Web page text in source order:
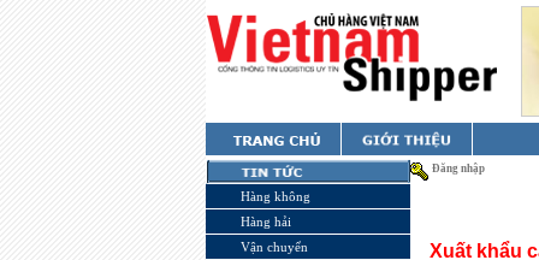
Hàng không
Hàng hải
Vận chuyển
Đăng nhập
Xuất khẩu